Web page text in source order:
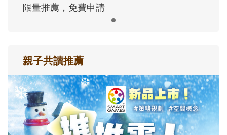
限量推薦，免費申請
親子共讀推薦